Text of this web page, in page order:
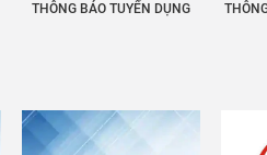
THÔNG BÁO TUYỂN DỤNG